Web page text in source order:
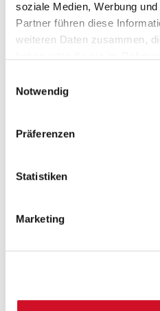
soziale Medien, Werbung
Partner führen diese
weiteren Daten zusammen,
Notwendig
Präferenzen
Statistiken
Marketing
Fett:
0 g
- davon geättigte
0 g
Kohlenhydrate:
Eiweiß: